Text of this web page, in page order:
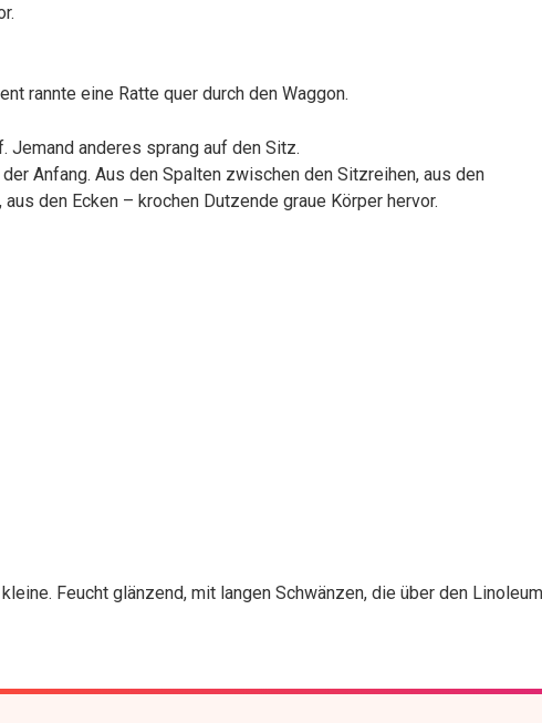
rannte eine Ratte quer durch den Waggon.
Jemand anderes sprang auf den Sitz.
Anfang. Aus den Spalten zwischen den Sitzreihen, aus den
aus den Ecken – krochen Dutzende graue Körper hervor.
kleine. Feucht glänzend, mit langen Schwänzen, die über den